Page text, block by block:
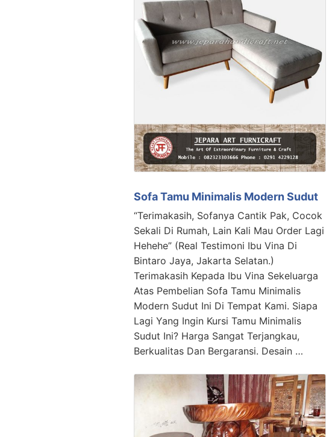
Sofa Tamu Minimalis Modern Sudut
“Terimakasih, Sofanya Cantik Pak, Cocok
Sekali Di Rumah, Lain Kali Mau Order Lagi
Hehehe” (Real Testimoni Ibu Vina Di
Bintaro Jaya, Jakarta Selatan.)
Terimakasih Kepada Ibu Vina Sekeluarga
Atas Pembelian Sofa Tamu Minimalis
Modern Sudut Ini Di Tempat Kami. Siapa
Lagi Yang Ingin Kursi Tamu Minimalis
Sudut Ini? Harga Sangat Terjangkau,
Berkualitas Dan Bergaransi. Desain …